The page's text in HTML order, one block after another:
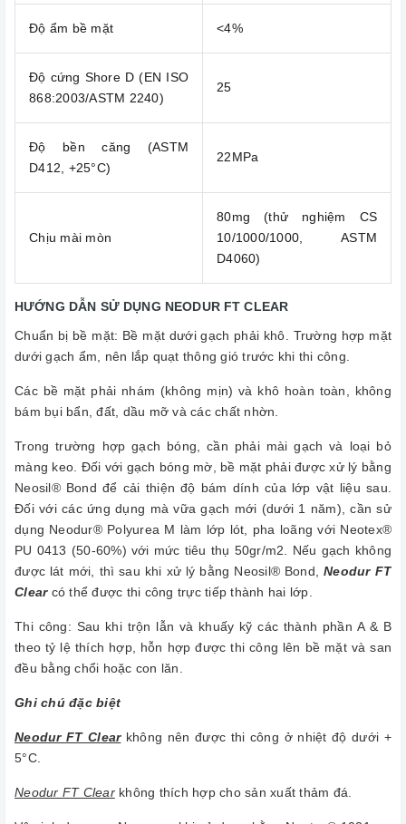
Độ ẩm bề mặt <4%
Độ cứng Shore D (EN ISO
868:2003/ASTM 2240)
25
Độ bền căng (ASTM
D412, +25°C)
22MPa
Chịu mài mòn
80mg (thử nghiệm CS
10/1000/1000, ASTM
D4060)
HƯỚNG DẪN SỬ DỤNG NEODUR FT CLEAR
Chuẩn bị bề mặt: Bề mặt dưới gạch phải khô. Trường hợp mặt
dưới gạch ẩm, nên lắp quạt thông gió trước khi thi công.
Các bề mặt phải nhám (không mịn) và khô hoàn toàn, không
bám bụi bẩn, đất, dầu mỡ và các chất nhờn.
Trong trường hợp gạch bóng, cần phải mài gạch và loại bỏ
màng keo. Đối với gạch bóng mờ, bề mặt phải được xử lý bằng
Neosil® Bond để cải thiện độ bám dính của lớp vật liệu sau.
Đối với các ứng dụng mà vữa gạch mới (dưới 1 năm), cần sử
dụng Neodur® Polyurea M làm lớp lót, pha loãng với Neotex®
PU 0413 (50-60%) với mức tiêu thụ 50gr/m2. Nếu gạch không
được lát mới, thì sau khi xử lý bằng Neosil® Bond,Neodur FT
Clear có thể được thi công trực tiếp thành hai lớp.
Thi công: Sau khi trộn lẫn và khuấy kỹ các thành phần A & B
theo tỷ lệ thích hợp, hỗn hợp được thi công lên bề mặt và san
đều bằng chổi hoặc con lăn.
Ghi chú đặc biệt
Neodur FT Clearkhông nên được thi công ở nhiệt độ dưới +
5°C.
Neodur FT Clearkhông thích hợp cho sản xuất thảm đá.